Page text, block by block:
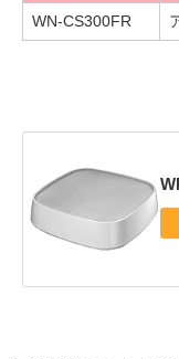
WN-CS300FR